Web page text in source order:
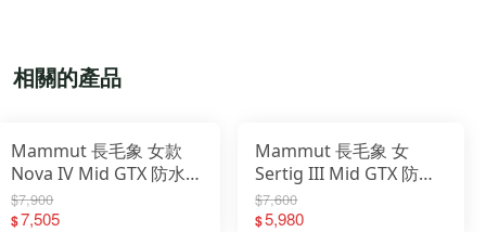
相關的產品
Mammut 長毛象 女款
Nova IV Mid GTX 防水
中筒登山皮靴 3030-
04731
$7,900
$7,505
Mammut 長毛象 女
Sertig III Mid GTX 防水
中筒 健行鞋 登山鞋
3030-05580
$7,600
$5,980